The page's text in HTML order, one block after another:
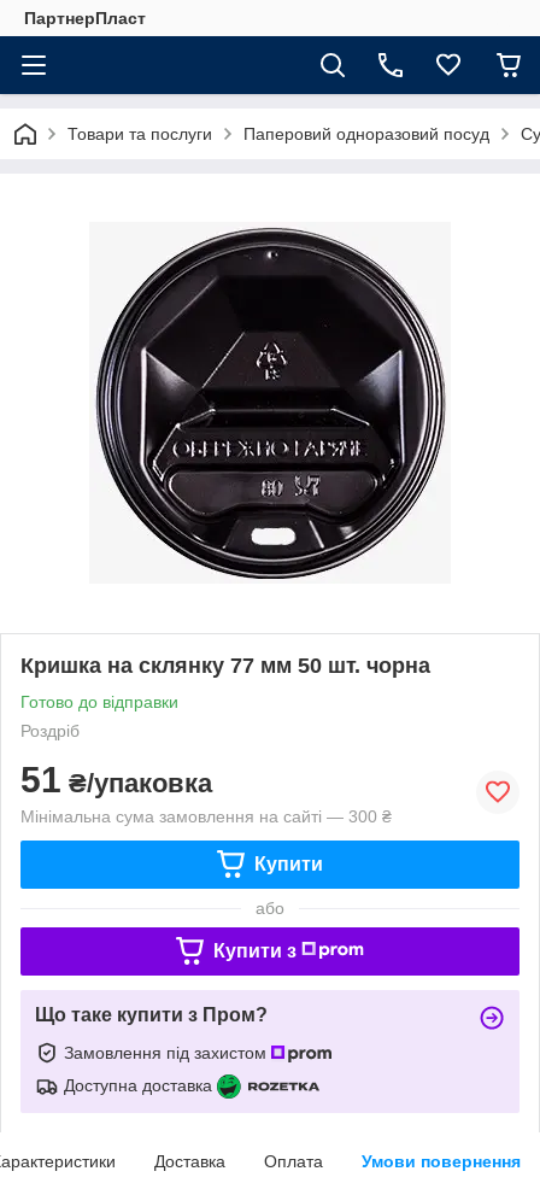
ПартнерПласт
Товари та послуги Паперовий одноразовий посуд
Кришка на склянку 77 мм 50 шт. чорна
Готово до відправки
Роздріб
51 ₴/упаковка
Мінімальна сума замовлення на сайті — 300 ₴
Купити
або
Купити з
Що таке купити з Пром?
Замовлення під захистом
Доступна доставка
Доставка Оплата Умови повернення